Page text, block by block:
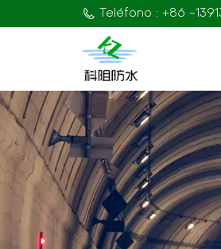
Teléfono : +86 -